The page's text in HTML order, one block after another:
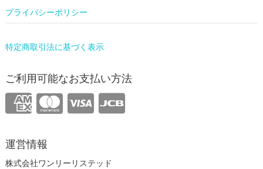
プライバシーポリシー
特定商取引法に基づく表示
ご利用可能なお支払い方法
運営情報
株式会社ワンリーリステッド